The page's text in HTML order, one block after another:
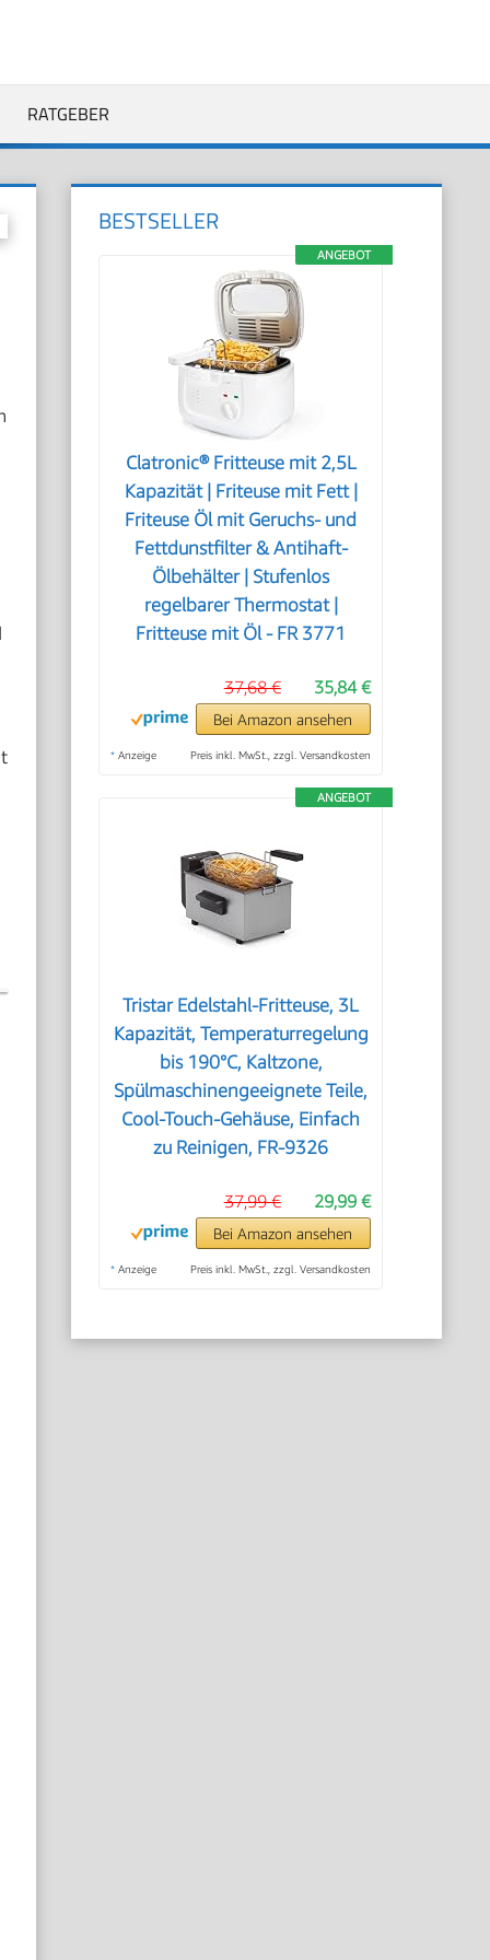
RATGEBER
BESTSELLER
ANGEBOT
Clatronic® Fritteuse mit 2,5L
Kapazität | Friteuse mit Fett |
Friteuse Öl mit Geruchs- und
Fettdunstfilter & Antihaft-
Ölbehälter | Stufenlos
regelbarer Thermostat |
Fritteuse mit Öl - FR 3771
35,84 €
37,68 €
Bei Amazon ansehen
* Anzeige Preis inkl. MwSt., zzgl. Versandkosten
ANGEBOT
Tristar Edelstahl-Fritteuse, 3L
Kapazität, Temperaturregelung
bis 190°C, Kaltzone,
Spülmaschinengeeignete Teile,
Cool-Touch-Gehäuse, Einfach
zu Reinigen, FR-9326
29,99 €
37,99 €
Bei Amazon ansehen
* Anzeige Preis inkl. MwSt., zzgl. Versandkosten